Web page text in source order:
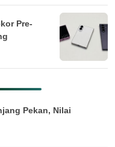
Pre-
Pekan, Nilai